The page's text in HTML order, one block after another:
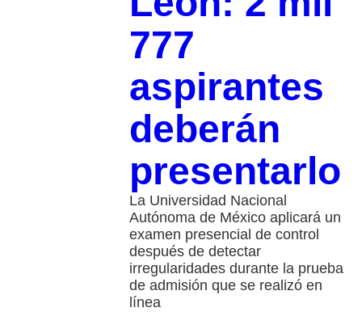
777
aspirantes
deberán
presentarlo
La Universidad Nacional
Autónoma de México aplicará un
examen presencial de control
después de detectar
irregularidades durante la prueba
de admisión que se realizó en
línea